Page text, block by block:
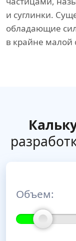
и суглинки.
обладающие
в крайне малой
Объем: